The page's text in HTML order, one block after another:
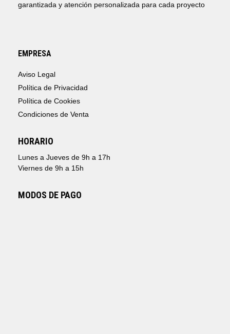
garantizada y atención personalizada para cada proyecto
EMPRESA
Aviso Legal
Política de Privacidad
Política de Cookies
Condiciones de Venta
HORARIO
Lunes a Jueves de 9h a 17h
Viernes de 9h a 15h
MODOS DE PAGO